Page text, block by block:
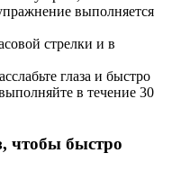
выполняется
стрелки и в
глаза и быстро
в течение 30
чтобы быстро